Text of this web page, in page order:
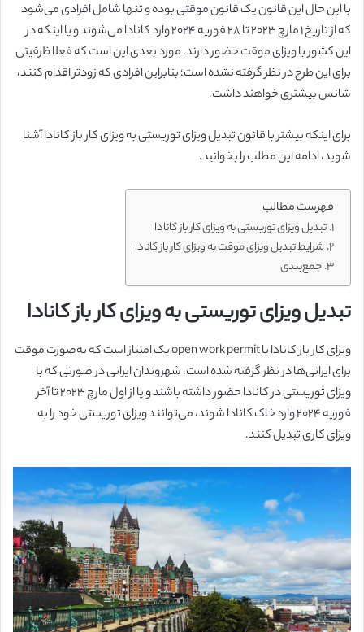
با این حال این قانون یک قانون موقتی بوده و تنها شامل افرادی می‌شود
که از تاریخ ۱ مارچ ۲۰۲۳ تا ۲۸ فوریه ۲۰۲۴ وارد کانادا می‌شوند و یا اینکه در
این کشور با ویزای موقت حضور دارند. مورد بعدی این است که فعلا ظرفیتی
برای این طرح در نظر گرفته نشده است؛ بنابراین افرادی که زودتر اقدام کنند،
شانس بیشتری خواهند داشت.
برای اینکه بیشتر با قانون تبدیل ویزای توریستی به ویزای کار باز کانادا آشنا
شوید، ادامه این مطلب را بخوانید.
فهرست مطالب
تبدیل ویزای توریستی به ویزای کار باز کانادا
شرایط تبدیل ویزای موقت به ویزای کار باز کانادا
جمع‌بندی
تبدیل ویزای توریستی به ویزای کار باز کانادا
ویزای کار باز کانادا یا open work permit یک امتیاز است که به‌صورت موقت
برای ایرانی‌ها در نظر گرفته شده است. شهروندان ایرانی در صورتی که با
ویزای توریستی در کانادا حضور داشته باشند و یا از اول مارچ 2023 تا آخر
فوریه 2024 وارد خاک کانادا شوند، می‌توانند ویزای توریستی خود را به
ویزای کاری تبدیل کنند.